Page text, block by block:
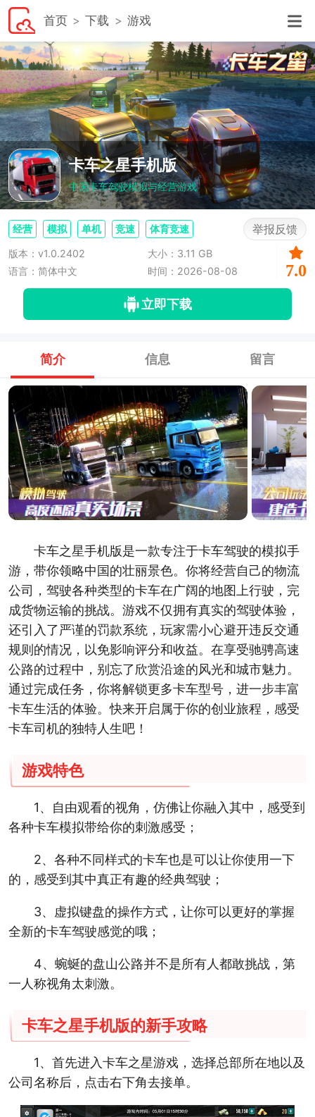
首页 下载 游戏
卡车之星手机版
中国卡车驾驶模拟与经营游戏
经营 模拟 单机 竞速 体育竞速 举报反馈
版本：v1.0.2402
大小：3.11 GB
语言：简体中文
时间：2026-08-08 7.0
立即下载
简介 信息 留言
卡车之星手机版是一款专注于卡车驾驶的模拟手
游，带你领略中国的壮丽景色。你将经营自己的物流
公司，驾驶各种类型的卡车在广阔的地图上行驶，完
成货物运输的挑战。游戏不仅拥有真实的驾驶体验，
还引入了严谨的罚款系统，玩家需小心避开违反交通
规则的情况，以免影响评分和收益。在享受驰骋高速
公路的过程中，别忘了欣赏沿途的风光和城市魅力。
通过完成任务，你将解锁更多卡车型号，进一步丰富
卡车生活的体验。快来开启属于你的创业旅程，感受
卡车司机的独特人生吧！
游戏特色
1、自由观看的视角，仿佛让你融入其中，感受到
各种卡车模拟带给你的刺激感受；
2、各种不同样式的卡车也是可以让你使用一下
的，感受到其中真正有趣的经典驾驶；
3、虚拟键盘的操作方式，让你可以更好的掌握
全新的卡车驾驶感觉的哦；
4、蜿蜒的盘山公路并不是所有人都敢挑战，第
一人称视角太刺激。
卡车之星手机版的新手攻略
1、首先进入卡车之星游戏，选择总部所在地以及
公司名称后，点击右下角去接单。